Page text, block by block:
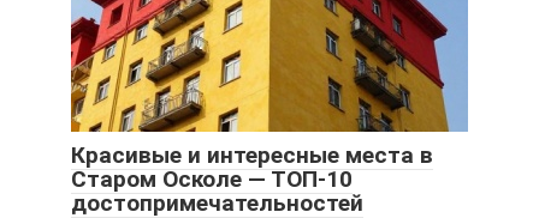
Красивые и интересные места в
Старом Осколе — ТОП-10
достопримечательностей